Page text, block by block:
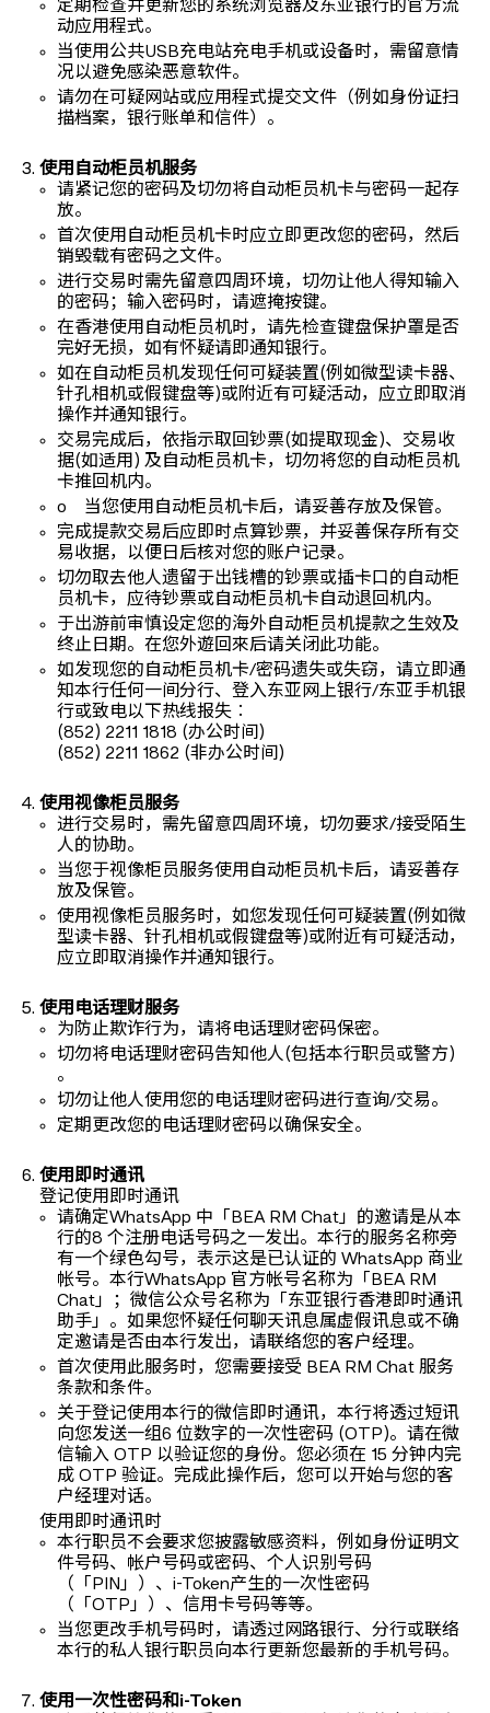
定期检查并更新您的系统浏览器及东亚银行的官方流
动应用程式。
当使用公共USB充电站充电手机或设备时，需留意情
况以避免感染恶意软件。
请勿在可疑网站或应用程式提交文件（例如身份证扫
描档案，银行账单和信件）。
使用自动柜员机服务
请紧记您的密码及切勿将自动柜员机卡与密码一起存
放。
首次使用自动柜员机卡时应立即更改您的密码，然后
销毁载有密码之文件。
进行交易时需先留意四周环境，切勿让他人得知输入
的密码；输入密码时，请遮掩按键。
在香港使用自动柜员机时，请先检查键盘保护罩是否
完好无损，如有怀疑请即通知银行。
如在自动柜员机发现任何可疑装置(例如微型读卡器、
针孔相机或假键盘等)或附近有可疑活动，应立即取消
操作并通知银行。
交易完成后，依指示取回钞票(如提取现金)、交易收
据(如适用) 及自动柜员机卡，切勿将您的自动柜员机
卡推回机内。
o 当您使用自动柜员机卡后，请妥善存放及保管。
完成提款交易后应即时点算钞票，并妥善保存所有交
易收据，以便日后核对您的账户记录。
切勿取去他人遗留于出钱槽的钞票或插卡口的自动柜
员机卡，应待钞票或自动柜员机卡自动退回机内。
于出游前审慎设定您的海外自动柜员机提款之生效及
终止日期。在您外遊回來后请关闭此功能。
如发现您的自动柜员机卡/密码遗失或失窃，请立即通
知本行任何一间分行、登入东亚网上银行/东亚手机银
行或致电以下热线报失︰
(852) 2211 1818 (办公时间)
(852) 2211 1862 (非办公时间)
使用视像柜员服务
进行交易时，需先留意四周环境，切勿要求/接受陌生
人的协助。
当您于视像柜员服务使用自动柜员机卡后，请妥善存
放及保管。
使用视像柜员服务时，如您发现任何可疑装置(例如微
型读卡器、针孔相机或假键盘等)或附近有可疑活动，
应立即取消操作并通知银行。
使用电话理财服务
为防止欺诈行为，请将电话理财密码保密。
切勿将电话理财密码告知他人(包括本行职员或警方)
。
切勿让他人使用您的电话理财密码进行查询/交易。
定期更改您的电话理财密码以确保安全。
使用即时通讯
登记使用即时通讯
请确定WhatsApp 中「BEA RM Chat」的邀请是从本
行的8 个注册电话号码之一发出。本行的服务名称旁
有一个绿色勾号，表示这是已认证的 WhatsApp 商业
帐号。本行WhatsApp 官方帐号名称为「BEA RM
Chat」；微信公众号名称为「东亚银行香港即时通讯
助手」。如果您怀疑任何聊天讯息属虚假讯息或不确
定邀请是否由本行发出，请联络您的客户经理。
首次使用此服务时，您需要接受 BEA RM Chat 服务
条款和条件。
关于登记使用本行的微信即时通讯，本行将透过短讯
向您发送一组6 位数字的一次性密码 (OTP)。请在微
信输入 OTP 以验证您的身份。您必须在 15 分钟内完
成 OTP 验证。完成此操作后，您可以开始与您的客
户经理对话。
使用即时通讯时
本行职员不会要求您披露敏感资料，例如身份证明文
件号码、帐户号码或密码、个人识别号码
（「PIN」）、i-Token产生的一次性密码
（「OTP」）、信用卡号码等等。
当您更改手机号码时，请透过网路银行、分行或联络
本行的私人银行职员向本行更新您最新的手机号码。
使用一次性密码和i-Token